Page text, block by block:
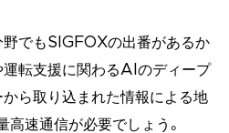
野でもSIGFOXの出番があるか
運転支援に関わるAIのディープ
から取り込まれた情報による地
高速通信が必要でしょう。